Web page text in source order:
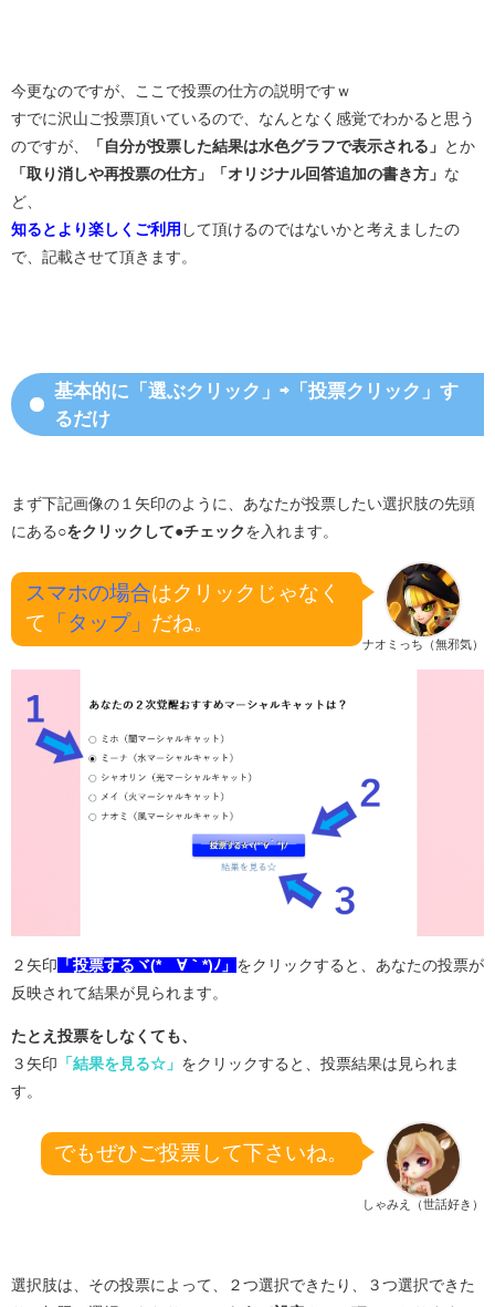
今更なのですが、ここで投票の仕方の説明ですｗ
すでに沢山ご投票頂いているので、なんとなく感覚でわかると思う
のですが、
「自分が投票した結果は水色グラフで表示される」
とか
「取り消しや再投票の仕方」「オリジナル回答追加の書き方」 な
ど、
知るとより楽しくご利用 して頂けるのではないかと考えましたの
で、記載させて頂きます。
基本的に「選ぶクリック」⇨「投票クリック」す
るだけ
まず下記画像の１矢印のように、あなたが投票したい選択肢の先頭
にある ○をクリックして●チェック を入れます。
ナオミっち（無邪気）
スマホの場合はクリックじゃなく
て 「タップ」 だね。
２矢印 「投票するヾ(*´∀｀*)ﾉ」 をクリックすると、あなたの投票が
反映されて結果が見られます。
たとえ投票をしなくても、
３矢印 「結果を見る☆」 をクリックすると、投票結果は見られま
す。
しゃみえ（世話好き）
でもぜひご投票して下さいね。
選択肢は、その投票によって、２つ選択できたり、３つ選択できた